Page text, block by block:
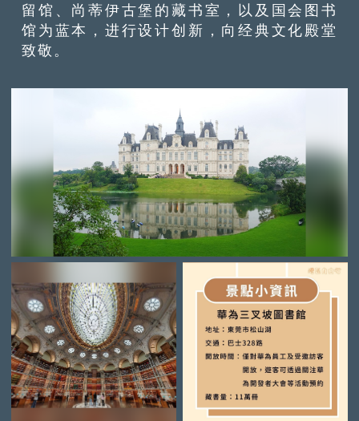
留馆、尚蒂伊古堡的藏书室，以及国会图书
馆为蓝本，进行设计创新，向经典文化殿堂
致敬。